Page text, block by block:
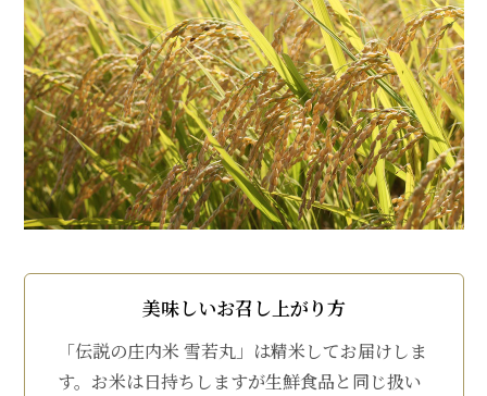
美味しいお召し上がり方
「伝説の庄内米 雪若丸」は精米してお届けしま
す。お米は日持ちしますが生鮮食品と同じ扱い